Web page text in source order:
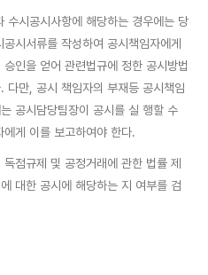
수시공시사항에 해당하는 경우에는 당
시서류를 작성하여 공시책임자에게
인을 얻어 관련법규에 정한 공시방법
다만, 공시 책임자의 부재등 공시책임
공시담당팀장이 공시를 실 행할 수
게 이를 보고하여야 한다.
점규제 및 공정거래에 관한 법률 제
대한 공시에 해당하는 지 여부를 검